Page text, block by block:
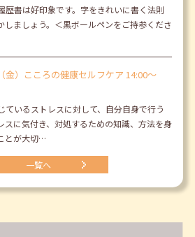
歴書は好印象です。字をきれいに書く法則
しましょう。＜黒ボールペンをご持参くださ
金）こころの健康セルフケア 14:00～
ているストレスに対して、自分自身で行う
スに気付き、対処するための知識、方法を身
とが大切…
一覧へ